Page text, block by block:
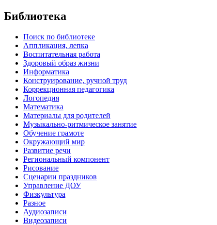
Библиотека
Поиск по библиотеке
Аппликация, лепка
Воспитательная работа
Здоровый образ жизни
Информатика
Конструирование, ручной труд
Коррекционная педагогика
Логопедия
Математика
Материалы для родителей
Музыкально-ритмическое занятие
Обучение грамоте
Окружающий мир
Развитие речи
Региональный компонент
Рисование
Сценарии праздников
Управление ДОУ
Физкультура
Разное
Аудиозаписи
Видеозаписи